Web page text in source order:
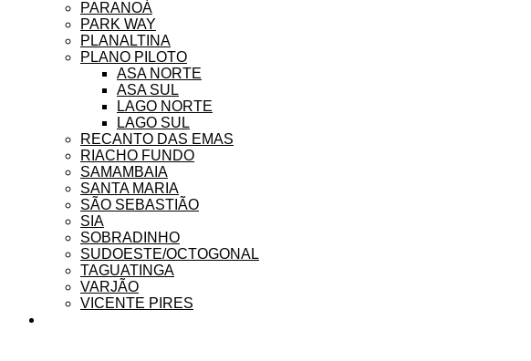
PARANOÁ
PARK WAY
PLANALTINA
PLANO PILOTO
ASA NORTE
ASA SUL
LAGO NORTE
LAGO SUL
RECANTO DAS EMAS
RIACHO FUNDO
SAMAMBAIA
SANTA MARIA
SÃO SEBASTIÃO
SIA
SOBRADINHO
SUDOESTE/OCTOGONAL
TAGUATINGA
VARJÃO
VICENTE PIRES